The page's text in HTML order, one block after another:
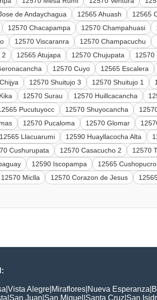
de Andaychagua 12565 Ahuash 12565
12570 Chacapampa 12570 Champahuasi
12570 Viscaranra 12570 Champacuchu
2 12565 Atujapa 12570 Chujupata 12570
12570 Cuyo 12565 Escalera
12570 Shuitujo 3 12570 Shuitujo 1
12570 Surau 12570 Huillcacancha
Pucutuyocc 12570 Shuyocancha
12570 Pucaloma 12570 Glomar
12565 Llacuarumi 12590 Huayllacocha Alta
Cushurupata 12570 Casacucho 2 12570
12590 Iscopampa 12565 Cushopucro
12570 Miclla 12570 Corazon de Jesus
Vista Alegre Miraflores Nueva Esperanza
San Juan San Miguel Santa Cruz San